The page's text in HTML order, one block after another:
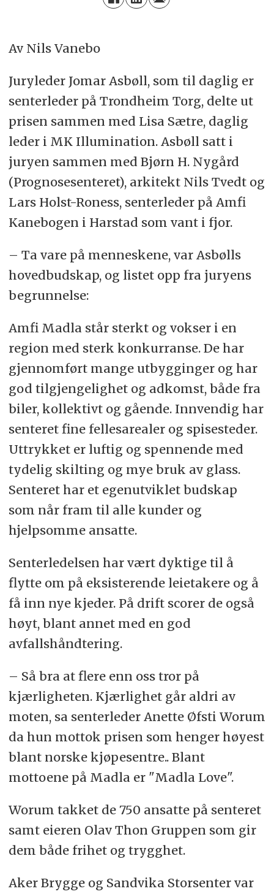
Av Nils Vanebo
Juryleder Jomar Asbøll, som til daglig er
senterleder på Trondheim Torg, delte ut
prisen sammen med Lisa Sætre, daglig
leder i MK Illumination. Asbøll satt i
juryen sammen med Bjørn H. Nygård
(Prognosesenteret), arkitekt Nils Tvedt og
Lars Holst-Roness, senterleder på Amfi
Kanebogen i Harstad som vant i fjor.
– Ta vare på menneskene, var Asbølls
hovedbudskap, og listet opp fra juryens
begrunnelse:
Amfi Madla står sterkt og vokser i en
region med sterk konkurranse. De har
gjennomført mange utbygginger og har
god tilgjengelighet og adkomst, både fra
biler, kollektivt og gående. Innvendig har
senteret fine fellesarealer og spisesteder.
Uttrykket er luftig og spennende med
tydelig skilting og mye bruk av glass.
Senteret har et egenutviklet budskap
som når fram til alle kunder og
hjelpsomme ansatte.
Senterledelsen har vært dyktige til å
flytte om på eksisterende leietakere og å
få inn nye kjeder. På drift scorer de også
høyt, blant annet med en god
avfallshåndtering.
– Så bra at flere enn oss tror på
kjærligheten. Kjærlighet går aldri av
moten, sa senterleder Anette Øfsti Worum
da hun mottok prisen som henger høyest
blant norske kjøpesentre.. Blant
mottoene på Madla er "Madla Love".
Worum takket de 750 ansatte på senteret
samt eieren Olav Thon Gruppen som gir
dem både frihet og trygghet.
Aker Brygge og Sandvika Storsenter var